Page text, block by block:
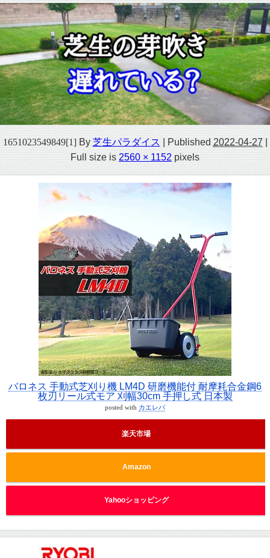
1651023549849[1] By 芝生パラダイス | Published 2022-04-27 |
Full size is 2560 × 1152 pixels
バロネス 手動式芝刈り機 LM4D 研磨機能付 耐摩耗合金鋼6
枚刃リール式モア 刈幅30cm 手押し式 日本製
posted with カエレバ
楽天市場
Amazon
Yahooショッピング